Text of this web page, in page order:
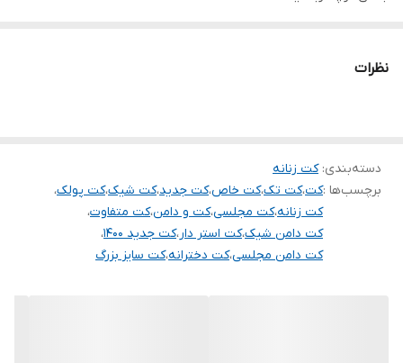
۰۹۰۵۳۷۷۴۹۵۷
دوستان عزیز در هنگام انتخاب مدل دقت کنید مشخصات لباس ها زیر
آنها درج شده است چون این سایت امکان مرجوع ندارد و فقط امکان
تعویض سایز دارد.
نظرات
دسته‌بندی:کت زنانه
برچسب‌ها :کت،کت تک،کت خاص،کت جدید،کت شیک،کت پولک،
کت زنانه،کت مجلسی،کت و دامن،کت متفاوت،
کت دامن شیک،کت استر دار،کت جدید ۱۴۰۰
،
کت دامن مجلسی،کت دخترانه،کت سایز بزرگ